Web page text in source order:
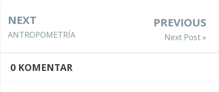
NEXT
ANTROPOMETRÍA
PREVIOUS
Next Post »
0 KOMENTAR